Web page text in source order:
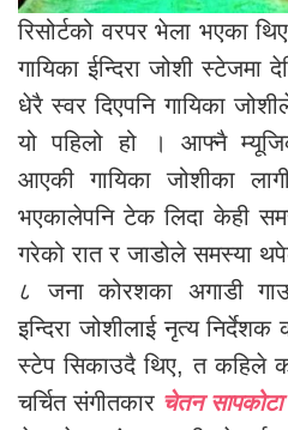
रिसोर्टको वरपर भेला भएका
गायिका ईन्दिरा जोशी स्टेजमा
धेरै स्वर दिएपनि गायिका
यो पहिलो हो । आफ्नै
आएकी गायिका जोशीका
भएकालेपनि टेक लिदा केही
गरेको रात र जाडोले समस्या
८ जना कोरशका अगाडी
इन्दिरा जोशीलाई नृत्य
स्टेप सिकाउदै थिए, त कहिले
चर्चित संगीतकार चेतन सापकोटा